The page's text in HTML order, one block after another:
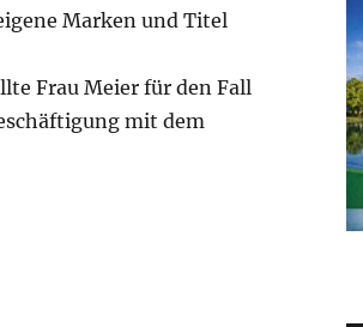
Marken und Titel
Frau Meier für den Fall
mit dem